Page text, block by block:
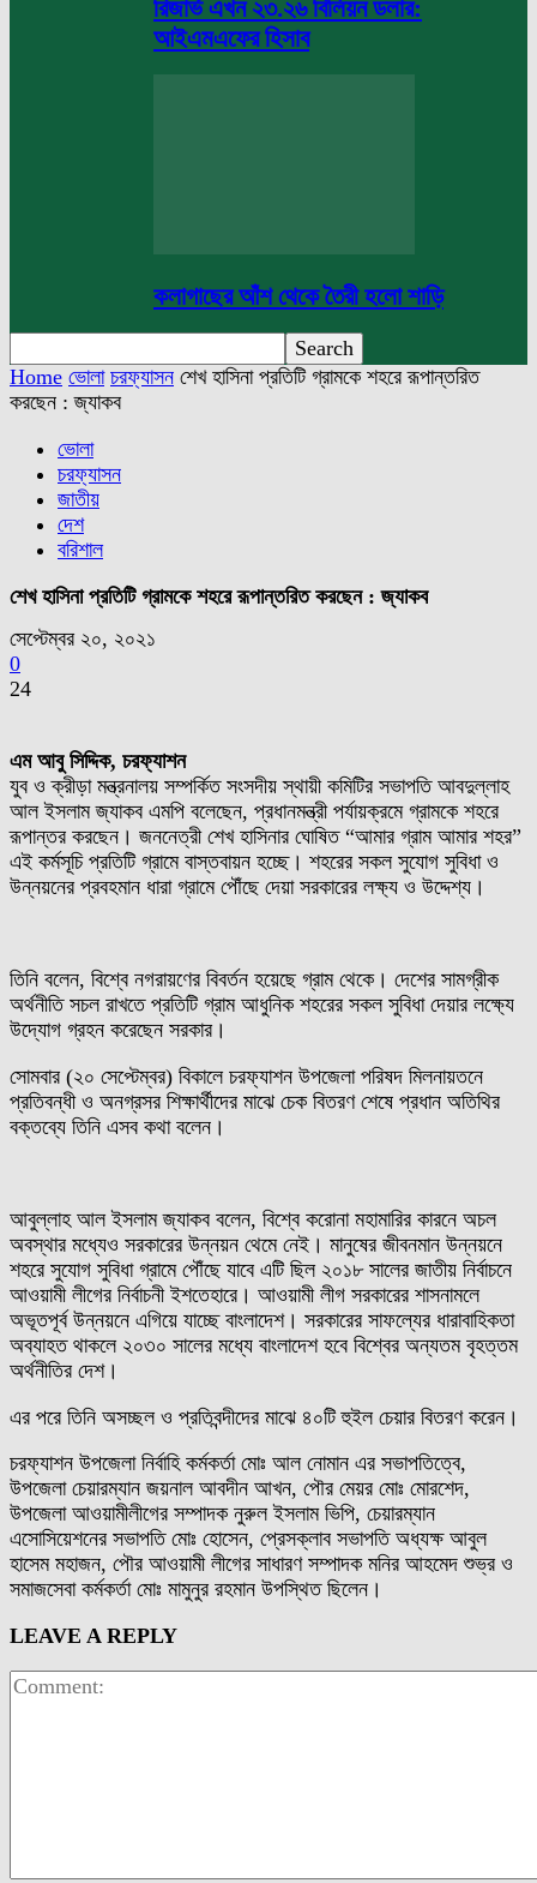
রিজার্ভ এখন ২৩.২৬ বিলিয়ন ডলার:
আইএমএফের হিসাব
কলাগাছের আঁশ থেকে তৈরী হলো শাড়ি
Home ভোলা চরফ্যাসন শেখ হাসিনা প্রতিটি গ্রামকে শহরে রূপান্তরিত
করছেন : জ্যাকব
ভোলা
চরফ্যাসন
জাতীয়
দেশ
বরিশাল
শেখ হাসিনা প্রতিটি গ্রামকে শহরে রূপান্তরিত করছেন : জ্যাকব
সেপ্টেম্বর ২০, ২০২১
0
24
এম আবু সিদ্দিক, চরফ্যাশন
যুব ও ক্রীড়া মন্ত্রনালয় সম্পর্কিত সংসদীয় স্থায়ী কমিটির সভাপতি আবদুল্লাহ
আল ইসলাম জ্যাকব এমপি বলেছেন, প্রধানমন্ত্রী পর্যায়ক্রমে গ্রামকে শহরে
রূপান্তর করছেন। জননেত্রী শেখ হাসিনার ঘোষিত “আমার গ্রাম আমার শহর”
এই কর্মসূচি প্রতিটি গ্রামে বাস্তবায়ন হচ্ছে। শহরের সকল সুযোগ সুবিধা ও
উন্নয়নের প্রবহমান ধারা গ্রামে পৌঁছে দেয়া সরকারের লক্ষ্য ও উদ্দেশ্য।
তিনি বলেন, বিশ্বে নগরায়ণের বিবর্তন হয়েছে গ্রাম থেকে। দেশের সামগ্রীক
অর্থনীতি সচল রাখতে প্রতিটি গ্রাম আধুনিক শহরের সকল সুবিধা দেয়ার লক্ষ্যে
উদ্যোগ গ্রহন করেছেন সরকার।
সোমবার (২০ সেপ্টেম্বর) বিকালে চরফ্যাশন উপজেলা পরিষদ মিলনায়তনে
প্রতিবন্ধী ও অনগ্রসর শিক্ষার্থীদের মাঝে চেক বিতরণ শেষে প্রধান অতিথির
বক্তব্যে তিনি এসব কথা বলেন।
আবুল্লাহ আল ইসলাম জ্যাকব বলেন, বিশ্বে করোনা মহামারির কারনে অচল
অবস্থার মধ্যেও সরকারের উন্নয়ন থেমে নেই। মানুষের জীবনমান উন্নয়নে
শহরে সুযোগ সুবিধা গ্রামে পৌঁছে যাবে এটি ছিল ২০১৮ সালের জাতীয় নির্বাচনে
আওয়ামী লীগের নির্বাচনী ইশতেহারে। আওয়ামী লীগ সরকারের শাসনামলে
অভূতপূর্ব উন্নয়নে এগিয়ে যাচ্ছে বাংলাদেশ। সরকারের সাফল্যের ধারাবাহিকতা
অব্যাহত থাকলে ২০৩০ সালের মধ্যে বাংলাদেশ হবে বিশ্বের অন্যতম বৃহত্তম
অর্থনীতির দেশ।
এর পরে তিনি অসচ্ছল ও প্রতিবন্দীদের মাঝে ৪০টি হুইল চেয়ার বিতরণ করেন।
চরফ্যাশন উপজেলা নির্বাহি কর্মকর্তা মোঃ আল নোমান এর সভাপতিত্বে,
উপজেলা চেয়ারম্যান জয়নাল আবদীন আখন, পৌর মেয়র মোঃ মোরশেদ,
উপজেলা আওয়ামীলীগের সম্পাদক নুরুল ইসলাম ভিপি, চেয়ারম্যান
এসোসিয়েশনের সভাপতি মোঃ হোসেন, প্রেসক্লাব সভাপতি অধ্যক্ষ আবুল
হাসেম মহাজন, পৌর আওয়ামী লীগের সাধারণ সম্পাদক মনির আহমেদ শুভ্র ও
সমাজসেবা কর্মকর্তা মোঃ মামুনুর রহমান উপস্থিত ছিলেন।
LEAVE A REPLY